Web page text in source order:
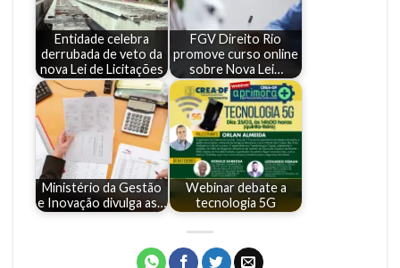
Entidade celebra
derrubada de veto da
nova Lei de Licitações
FGV Direito Rio
promove curso online
sobre Nova Lei…
Ministério da Gestão
e Inovação divulga as…
Webinar debate a
tecnologia 5G